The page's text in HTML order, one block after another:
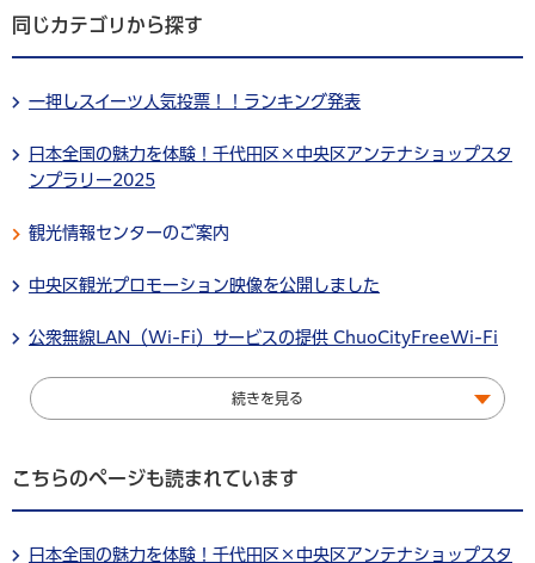
同じカテゴリから探す
一押しスイーツ人気投票！！ランキング発表
日本全国の魅力を体験！千代田区×中央区アンテナショップスタ
ンプラリー2025
観光情報センターのご案内
中央区観光プロモーション映像を公開しました
公衆無線LAN（Wi-Fi）サービスの提供 ChuoCityFreeWi-Fi
続きを見る
こちらのページも読まれています
日本全国の魅力を体験！千代田区×中央区アンテナショップスタ